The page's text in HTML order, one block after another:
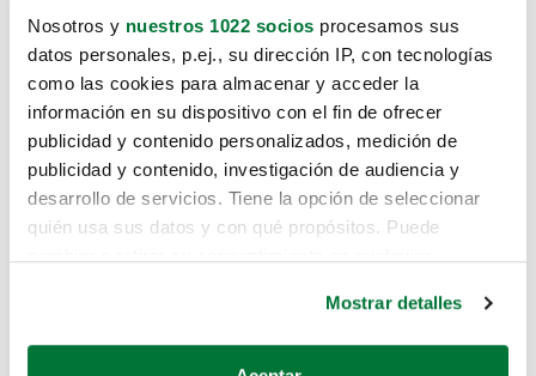
Nosotros y nuestros 1022 socios procesamos sus
datos personales, p.ej., su dirección IP, con tecnologías
como las cookies para almacenar y acceder la
información en su dispositivo con el fin de ofrecer
publicidad y contenido personalizados, medición de
publicidad y contenido, investigación de audiencia y
desarrollo de servicios. Tiene la opción de seleccionar
quién usa sus datos y con qué propósitos. Puede
Si lo permite, también quisiéramos:
Mostrar detalles
Lo sentimos, no sabemos como
te hemos traido hasta aquí.
Pero puedes encontrar el coche que estás
buscando en alguno de estos enlaces:
Coches de segunda mano